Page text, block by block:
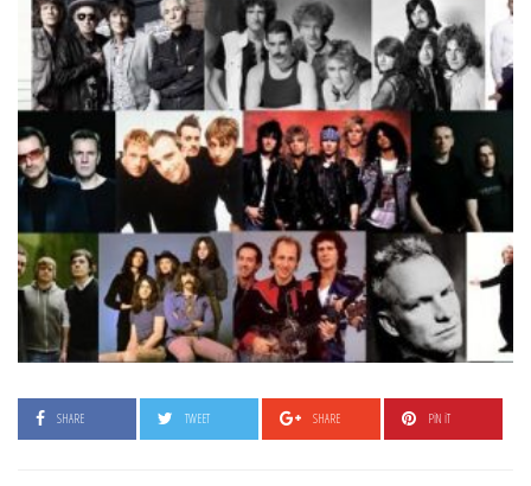
SHARE TWEET SHARE PIN IT